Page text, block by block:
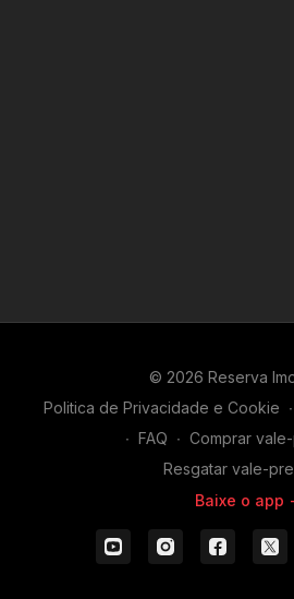
© 2026 Reserva
Politica de Privacidade e Cookie ∙
∙ FAQ ∙ Comprar
Resgatar vale-
Baixe o app